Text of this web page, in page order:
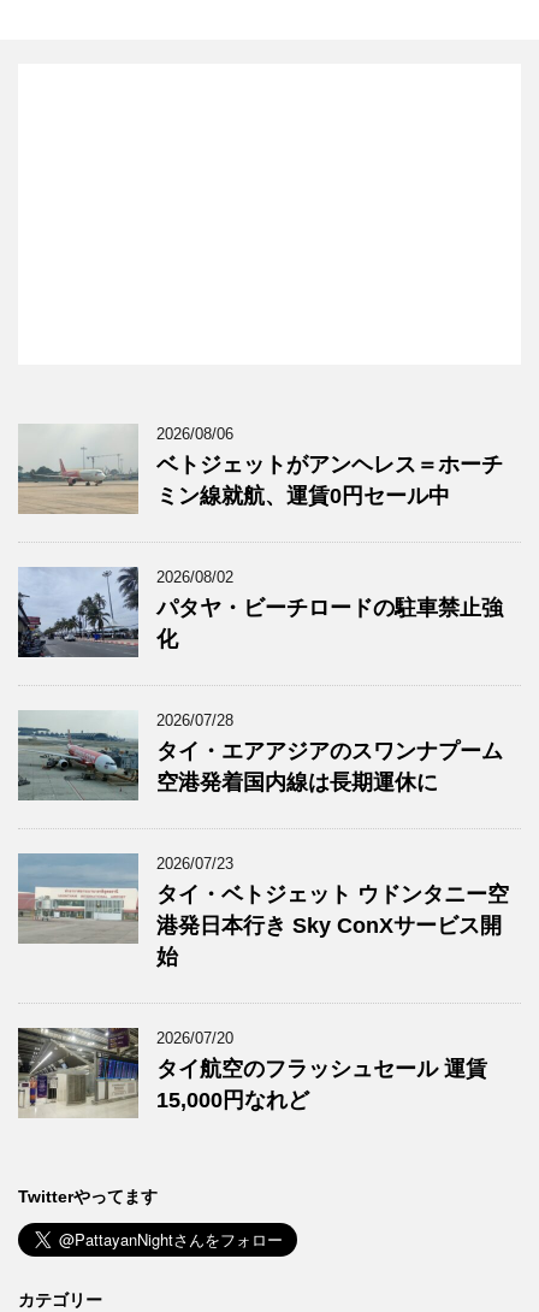
2026/08/06
ベトジェットがアンヘレス＝ホーチ
ミン線就航、運賃0円セール中
2026/08/02
パタヤ・ビーチロードの駐車禁止強
化
2026/07/28
タイ・エアアジアのスワンナプーム
空港発着国内線は長期運休に
2026/07/23
タイ・ベトジェット ウドンタニー空
港発日本行き Sky ConXサービス開
始
2026/07/20
タイ航空のフラッシュセール 運賃
15,000円なれど
Twitterやってます
カテゴリー